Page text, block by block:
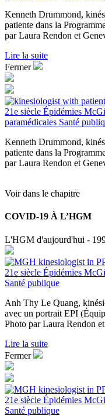
Kenneth Drummond,
patiente dans la
par Laura Rendon et
Lire la suite
Fermer
21e siècle Épidémies
paramédicales Santé
Kenneth Drummond,
patiente dans la
par Laura Rendon et
Voir dans le chapitre
COVID-19 À L’HGM
L'HGM d'aujourd'hui -
21e siècle Épidémies
Santé publique
Anh Thy Le Quang,
avec un portrait EPI
Photo par Laura Rendon
Lire la suite
Fermer
21e siècle Épidémies
Santé publique